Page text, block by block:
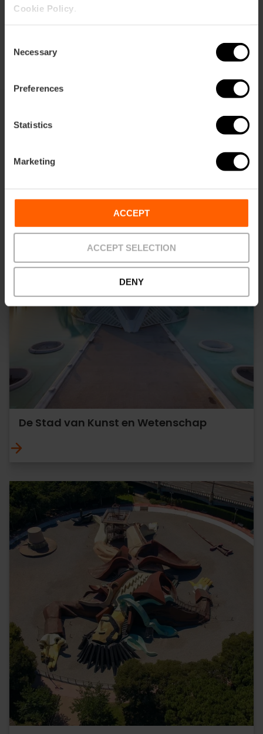
Cookie Policy
Selection
Necessary
Preferences
Statistics
Marketing
ACCEPT
ACCEPT SELECTION
DENY
+34 963 525 478
Tickets kopen
De Stad van Kunst en Wetenschap